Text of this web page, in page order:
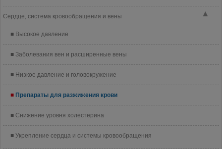
▲
Сердце, система кровообращения и вены
Высокое давление
Заболевания вен и расширенные вены
Низкое давление и головокружение
Препараты для разжижения крови
Снижение уровня холестерина
Укрепление сердца и системы кровообращения